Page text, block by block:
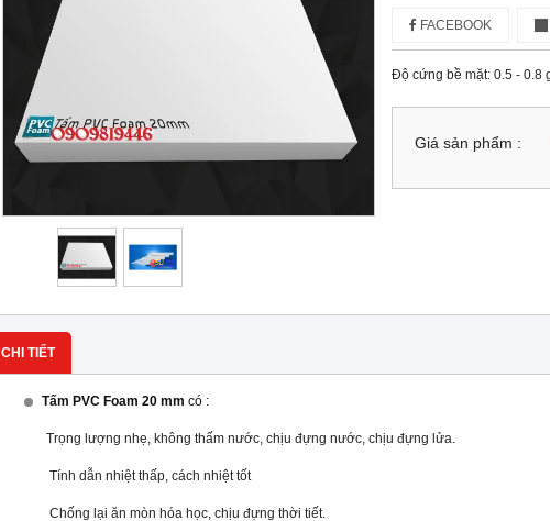
FACEBOOK
Độ cứng bề mặt: 0.5 - 0.8
Giá sản phẩm :
CHI TIẾT
Tấm PVC Foam 20 mm có :
Trọng lượng nhẹ, không thấm nước, chịu đựng nước, chịu đựng lửa.
Tính dẫn nhiệt thấp, cách nhiệt tốt
Chống lại ăn mòn hóa học, chịu đựng thời tiết.